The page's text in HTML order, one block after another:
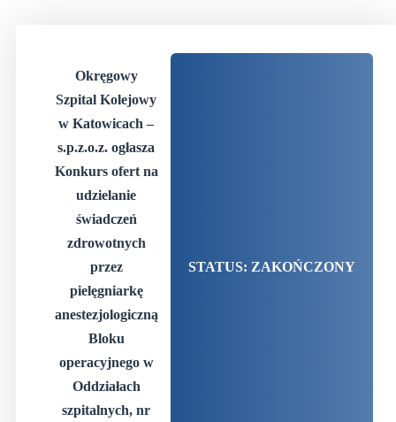
Okręgowy
Szpital Kolejowy
w Katowicach –
s.p.z.o.z. ogłasza
Konkurs ofert na
udzielanie
świadczeń
zdrowotnych
przez
pielęgniarkę
anestezjologiczną
Bloku
operacyjnego w
Oddziałach
szpitalnych, nr
STATUS: ZAKOŃCZONY